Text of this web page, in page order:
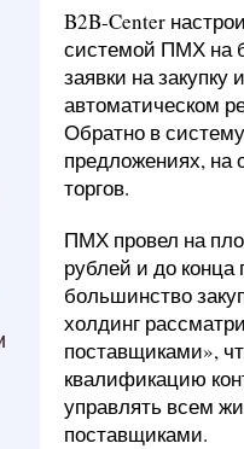
B2B-Center
системой ПМХ на
заявки на
автоматическом
Обратно в
предложениях, на
торгов.
ПМХ провел на
рублей и до конца
большинство
холдинг
поставщиками»,
квалификацию
управлять всем
поставщиками.